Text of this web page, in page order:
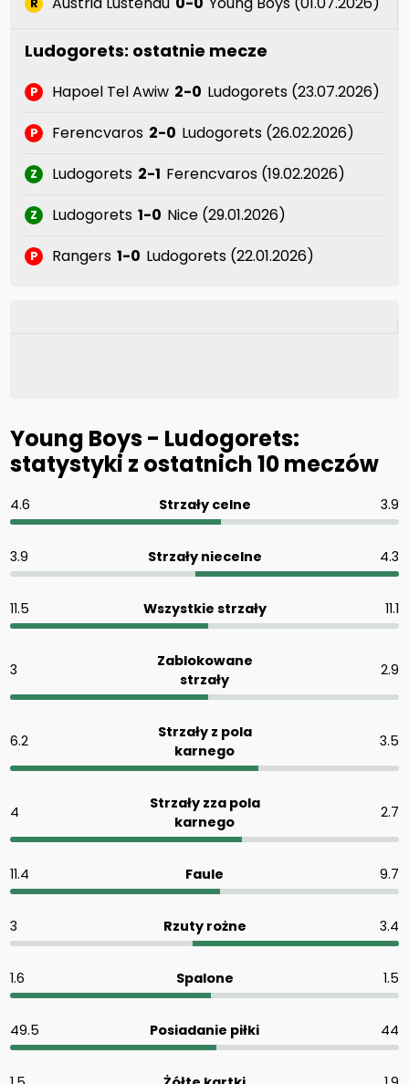
Ludogorets: ostatnie mecze
P Hapoel Tel Awiw 2-0 Ludogorets (23.07.2026)
P Ferencvaros 2-0 Ludogorets (26.02.2026)
Z Ludogorets 2-1 Ferencvaros (19.02.2026)
Z Ludogorets 1-0 Nice (29.01.2026)
P Rangers 1-0 Ludogorets (22.01.2026)
Young Boys - Ludogorets:
statystyki z ostatnich 10 meczów
4.6 Strzały celne 3.9
3.9 Strzały niecelne 4.3
11.5 Wszystkie strzały 11.1
3
Zablokowane
strzały
2.9
6.2
Strzały z pola
karnego
3.5
4
Strzały zza pola
karnego
2.7
11.4 Faule 9.7
3 Rzuty rożne 3.4
1.6 Spalone 1.5
49.5 Posiadanie piłki 44